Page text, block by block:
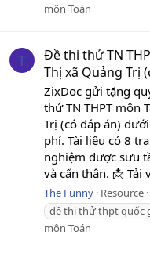
môn Toán
T
Đề thi thử TN
Thị xã Quảng Trị
ZixDoc gửi tặng
thử TN THPT môn
Trị (có đáp án)
phí. Tài liệu có 8
nghiệm được sưu
và cẩn thận. 📩 Tải
The Funny Resource
đề thi thử thpt quốc
môn Toán